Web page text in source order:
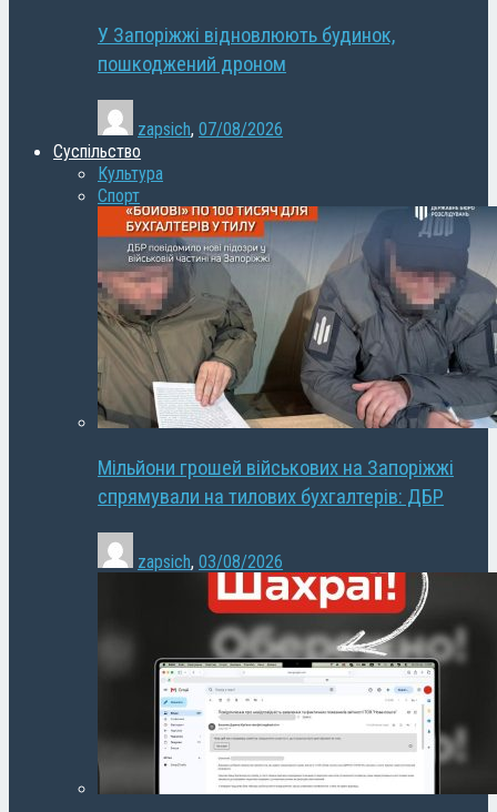
У Запоріжжі відновлюють будинок,
пошкоджений дроном
zapsich, 07/08/2026
Суспільство
Культура
Спорт
Мільйони грошей військових на Запоріжжі
спрямували на тилових бухгалтерів: ДБР
zapsich, 03/08/2026